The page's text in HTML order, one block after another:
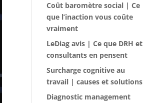
Coût baromètre social | Ce
que l’inaction vous coûte
vraiment
LeDiag avis | Ce que DRH et
consultants en pensent
Surcharge cognitive au
travail | causes et solutions
Diagnostic management